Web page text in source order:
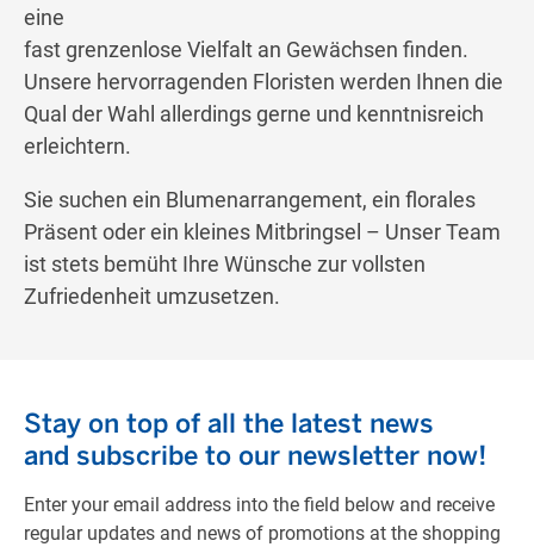
eine
fast grenzenlose Vielfalt an Gewächsen finden.
Unsere hervorragenden Floristen werden Ihnen die
Qual der Wahl allerdings gerne und kenntnisreich
erleichtern.
Sie suchen ein Blumenarrangement, ein florales
Präsent oder ein kleines Mitbringsel – Unser Team
ist stets bemüht Ihre Wünsche zur vollsten
Zufriedenheit umzusetzen.